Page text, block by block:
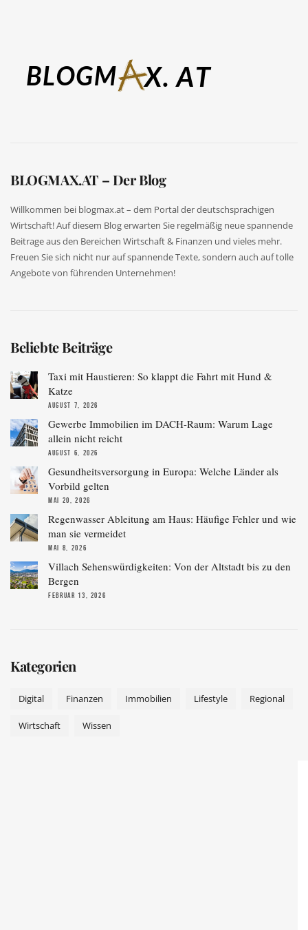
BLOGMAX.AT – Der Blog
Willkommen bei blogmax.at – dem Portal der deutschsprachigen
Wirtschaft! Auf diesem Blog erwarten Sie regelmäßig neue spannende
Beitrage aus den Bereichen Wirtschaft & Finanzen und vieles mehr.
Freuen Sie sich nicht nur auf spannende Texte, sondern auch auf tolle
Angebote von führenden Unternehmen!
Beliebte Beiträge
Taxi mit Haustieren: So klappt die Fahrt mit Hund &
Katze
AUGUST 7, 2026
Gewerbe Immobilien im DACH-Raum: Warum Lage
allein nicht reicht
AUGUST 6, 2026
Gesundheitsversorgung in Europa: Welche Länder als
Vorbild gelten
MAI 20, 2026
Regenwasser Ableitung am Haus: Häufige Fehler und wie
man sie vermeidet
MAI 8, 2026
Villach Sehenswürdigkeiten: Von der Altstadt bis zu den
Bergen
FEBRUAR 13, 2026
Kategorien
Digital Finanzen Immobilien Lifestyle Regional
Wirtschaft Wissen